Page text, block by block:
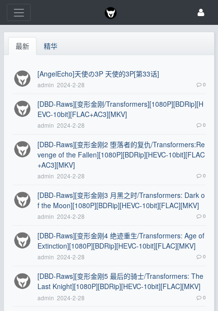
最新 精华
[AngelEcho]天使の3P 天使的3P[第33话]
admin 2024-2-28 0
[DBD-Raws][变形金刚/Transformers][1080P][BDRip][H
EVC-10bit][FLAC+AC3][MKV]
admin 2024-2-28 0
[DBD-Raws][变形金刚2 堕落者的复仇/Transformers:Re
venge of the Fallen][1080P][BDRip][HEVC-10bit][FLAC
+AC3][MKV]
admin 2024-2-28 0
[DBD-Raws][变形金刚3 月黑之时/Transformers: Dark o
f the Moon][1080P][BDRip][HEVC-10bit][FLAC][MKV]
admin 2024-2-28 0
[DBD-Raws][变形金刚4 绝迹重生/Transformers: Age of
Extinction][1080P][BDRip][HEVC-10bit][FLAC][MKV]
admin 2024-2-28 0
[DBD-Raws][变形金刚5 最后的骑士/Transformers: The
Last Knight][1080P][BDRip][HEVC-10bit][FLAC][MKV]
admin 2024-2-28 0